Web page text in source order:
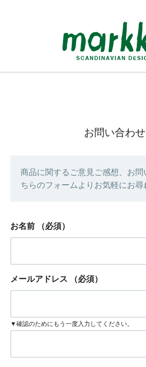
お問い合わせ
商品に関するご意見ご感想、お問
ちらのフォームよりお気軽にお尋
お名前 （必須）
メールアドレス （必須）
▼確認のためにもう一度入力してください。